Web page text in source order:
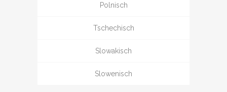
Polnisch
Tschechisch
Slowakisch
Slowenisch